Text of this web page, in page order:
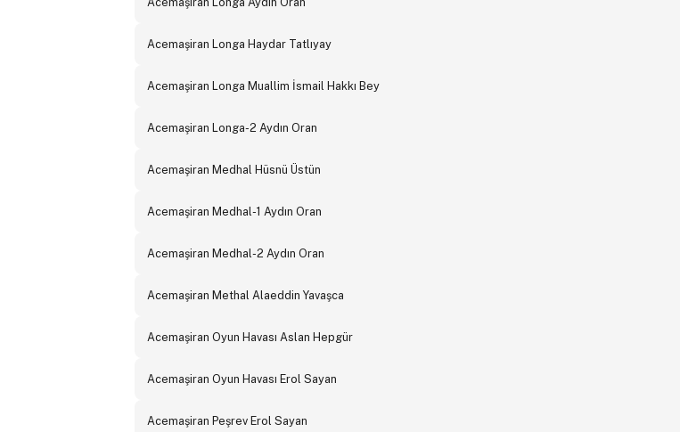
Acemaşiran Longa Haydar Tatlıyay
Acemaşiran Longa Muallim İsmail Hakkı Bey
Acemaşiran Longa-2 Aydın Oran
Acemaşiran Medhal Hüsnü Üstün
Acemaşiran Medhal-1 Aydın Oran
Acemaşiran Medhal-2 Aydın Oran
Acemaşiran Methal Alaeddin Yavaşca
Acemaşiran Oyun Havası Aslan Hepgür
Acemaşiran Oyun Havası Erol Sayan
Acemaşiran Peşrev Erol Sayan